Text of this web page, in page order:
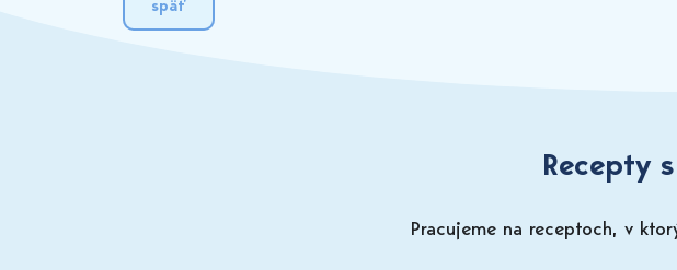
späť
Recepty
Pracujeme na receptoch, v